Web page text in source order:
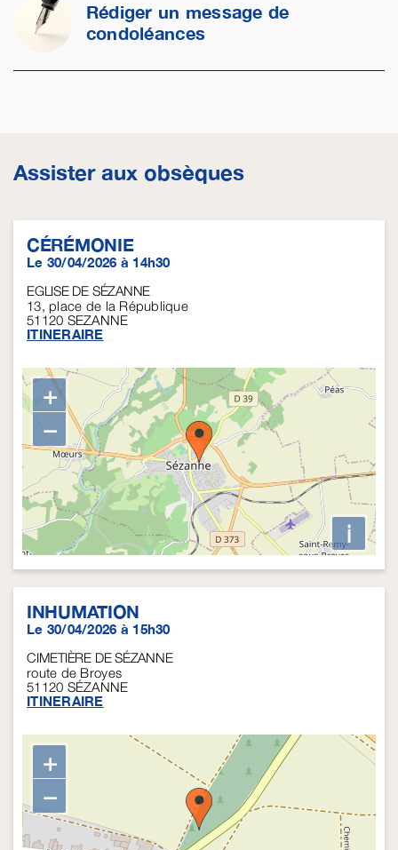
Rédiger un message de
condoléances
Assister aux obsèques
CÉRÉMONIE
Le 30/04/2026 à 14h30
EGLISE DE SÉZANNE
13, place de la République
51120 SEZANNE
ITINERAIRE
+
−
i
INHUMATION
Le 30/04/2026 à 15h30
CIMETIÈRE DE SÉZANNE
route de Broyes
51120 SÉZANNE
ITINERAIRE
+
−